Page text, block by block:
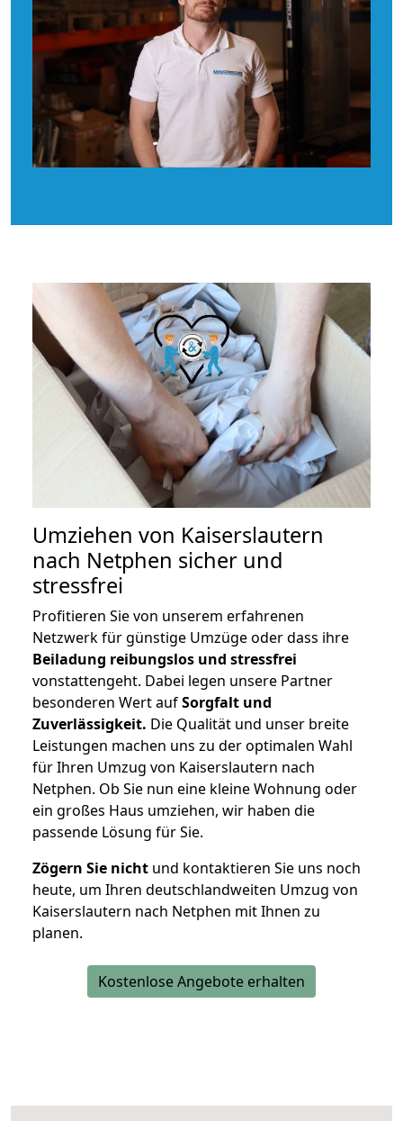
Umziehen von Kaiserslautern
nach Netphen sicher und
stressfrei
Profitieren Sie von unserem erfahrenen
Netzwerk für günstige Umzüge oder dass ihre
Beiladung reibungslos und stressfrei
vonstattengeht. Dabei legen unsere Partner
besonderen Wert aufSorgfalt und
Zuverlässigkeit. Die Qualität und unser breite
Leistungen machen uns zu der optimalen Wahl
für Ihren Umzug von Kaiserslautern nach
Netphen. Ob Sie nun eine kleine Wohnung oder
ein großes Haus umziehen, wir haben die
passende Lösung für Sie.
Zögern Sie nicht und kontaktieren Sie uns noch
heute, um Ihren deutschlandweiten Umzug von
Kaiserslautern nach Netphen mit Ihnen zu
planen.
Kostenlose Angebote erhalten